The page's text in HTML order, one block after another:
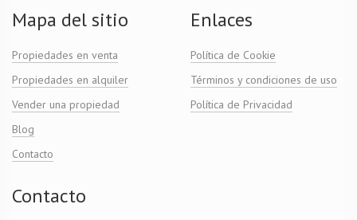
Mapa del sitio
Propiedades en venta
Propiedades en alquiler
Vender una propiedad
Blog
Contacto
Enlaces
Política de Cookie
Términos y condiciones de uso
Política de Privacidad
Contacto